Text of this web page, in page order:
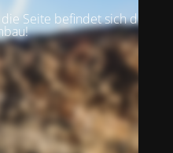
Seite befindet sich derzeit